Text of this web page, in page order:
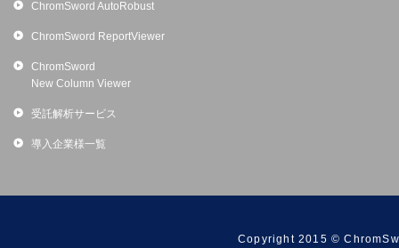
ChromSword AutoRobust
ChromSword ReportViewer
ChromSword
New Column Viewer
受託解析サービス
導入企業様一覧
Copyright 2015 ©